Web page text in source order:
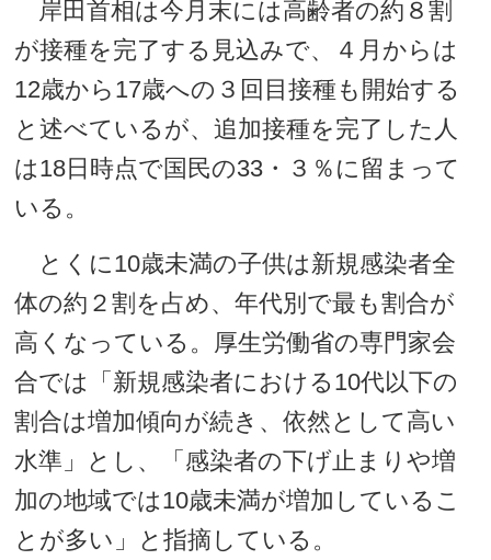
岸田首相は今月末には高齢者の約８割
が接種を完了する見込みで、４月からは
12歳から17歳への３回目接種も開始する
と述べているが、追加接種を完了した人
は18日時点で国民の33・３％に留まって
いる。
とくに10歳未満の子供は新規感染者全
体の約２割を占め、年代別で最も割合が
高くなっている。厚生労働省の専門家会
合では「新規感染者における10代以下の
割合は増加傾向が続き、依然として高い
水準」とし、「感染者の下げ止まりや増
加の地域では10歳未満が増加しているこ
とが多い」と指摘している。